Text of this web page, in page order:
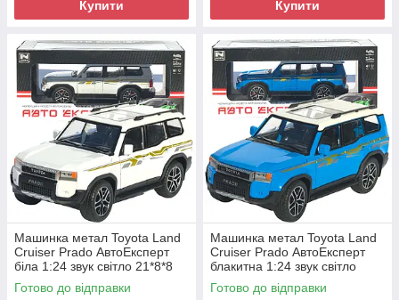
Купити Купити
Машинка метал Toyota Land
Cruiser Prado АвтоЕксперт
біла 1:24 звук світло 21*8*8
см (G7605-44)
Готово до відправки
Машинка метал Toyota Land
Cruiser Prado АвтоЕксперт
блакитна 1:24 звук світло
21*8*8 см (G7605-44)
Готово до відправки